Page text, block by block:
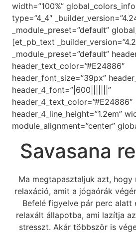
width=”100%”
type=”4_4″
_module_preset=”default”
[et_pb_text
_module_preset=”default”
header_text_color=”#E24886″
header_font_size=”39px”
header_4_font=”|600|||||||”
header_4_text_color=”#E24886″
header_4_line_height=”1.2em”
module_alignment=”center”
Savasana
Ma megtapasztaljuk azt, hogy
relaxáció, amit a jógaórák
Befelé figyelve pár perc alatt
relaxált állapotba, ami lazítja
stresszt. Akár többször is